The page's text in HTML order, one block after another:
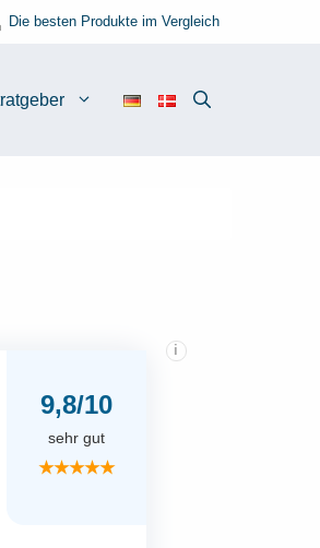
Die besten Produkte im Vergleich
9,8/10
i
sehr gut
★★★★★